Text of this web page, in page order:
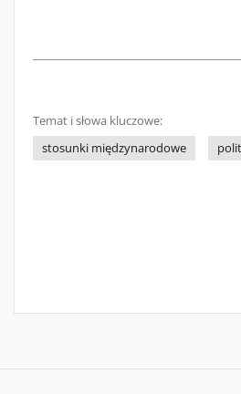
Temat i słowa kluczowe:
stosunki międzynarodowe